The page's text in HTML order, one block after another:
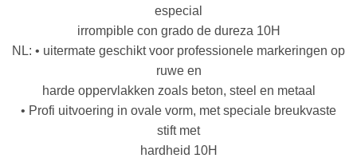
especial
irrompible con grado de dureza 10H
NL: • uitermate geschikt voor professionele markeringen op
ruwe en
harde oppervlakken zoals beton, steel en metaal
• Profi uitvoering in ovale vorm, met speciale breukvaste
stift met
hardheid 10H